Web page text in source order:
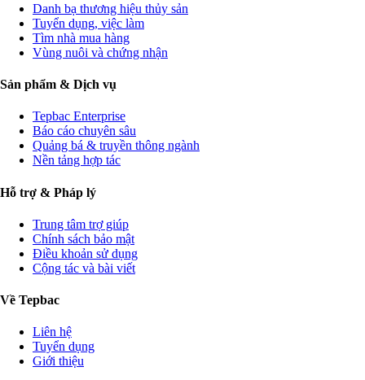
Danh bạ thương hiệu thủy sản
Tuyển dụng, việc làm
Tìm nhà mua hàng
Vùng nuôi và chứng nhận
Sản phẩm & Dịch vụ
Tepbac Enterprise
Báo cáo chuyên sâu
Quảng bá & truyền thông ngành
Nền tảng hợp tác
Hỗ trợ & Pháp lý
Trung tâm trợ giúp
Chính sách bảo mật
Điều khoản sử dụng
Cộng tác và bài viết
Về Tepbac
Liên hệ
Tuyển dụng
Giới thiệu